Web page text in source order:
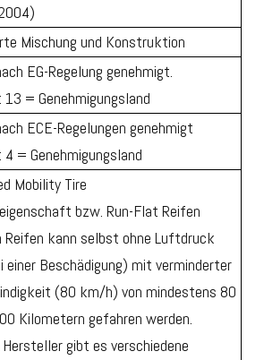
Mischung und Konstruktion
EG-Regelung genehmigt.
13 = Genehmigungsland
ECE-Regelungen genehmigt
4 = Genehmigungsland
Mobility Tire
bzw. Run-Flat Reifen
Reifen kann selbst ohne Luftdruck
einer Beschädigung) mit verminderter
(80 km/h) von mindestens 80
Kilometern gefahren werden.
gibt es verschiedene